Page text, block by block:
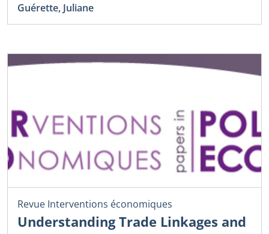
Guérette, Juliane
Revue Interventions économiques
Understanding Trade Linkages and